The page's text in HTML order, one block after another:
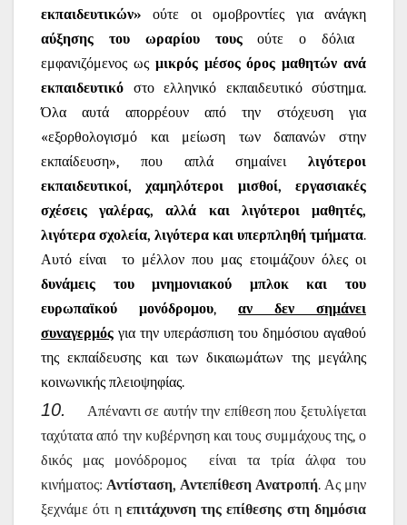
εκπαιδευτικών»ούτε οι ομοβροντίες για ανάγκη
αύξησης του ωραρίου τουςούτε ο δόλια
εμφανιζόμενος ως μικρός μέσος όρος μαθητών ανά
εκπαιδευτικό στο ελληνικό εκπαιδευτικό σύστημα.
Όλα αυτά απορρέουν από την στόχευση για
«εξορθολογισμό και μείωση των δαπανών στην
εκπαίδευση», που απλά σημαίνει λιγότεροι
εκπαιδευτικοί, χαμηλότεροι μισθοί, εργασιακές
σχέσεις γαλέρας, αλλά και λιγότεροι μαθητές,
λιγότερα σχολεία, λιγότερα και υπερπληθή τμήματα.
Αυτό είναι
το μέλλον που μας ετοιμάζουν όλες οι
δυνάμεις του μνημονιακού μπλοκ και του
ευρωπαϊκού μονόδρομου, αν δεν σημάνει
συναγερμός για την υπεράσπιση του δημόσιου αγαθού
της εκπαίδευσης και των δικαιωμάτων της μεγάλης
κοινωνικής πλειοψηφίας.
10.
Απέναντι σε αυτήν την επίθεση που ξετυλίγεται
ταχύτατα από την κυβέρνηση και τους συμμάχους της, ο
δικός μας μονόδρομος
είναι τα τρία άλφα του
κινήματος: Αντίσταση, Αντεπίθεση Ανατροπή. Ας μην
ξεχνάμε ότι η επιτάχυνση της επίθεσης στη δημόσια